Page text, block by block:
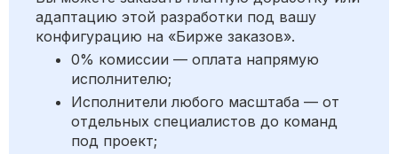
адаптацию этой разработки под вашу
конфигурацию на «Бирже заказов».
0% комиссии — оплата напрямую
исполнителю;
Исполнители любого масштаба — от
отдельных специалистов до команд
под проект;